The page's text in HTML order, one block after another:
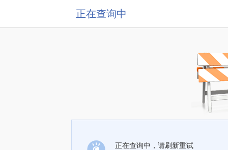
正在查询中
正在查询中，请刷新重试